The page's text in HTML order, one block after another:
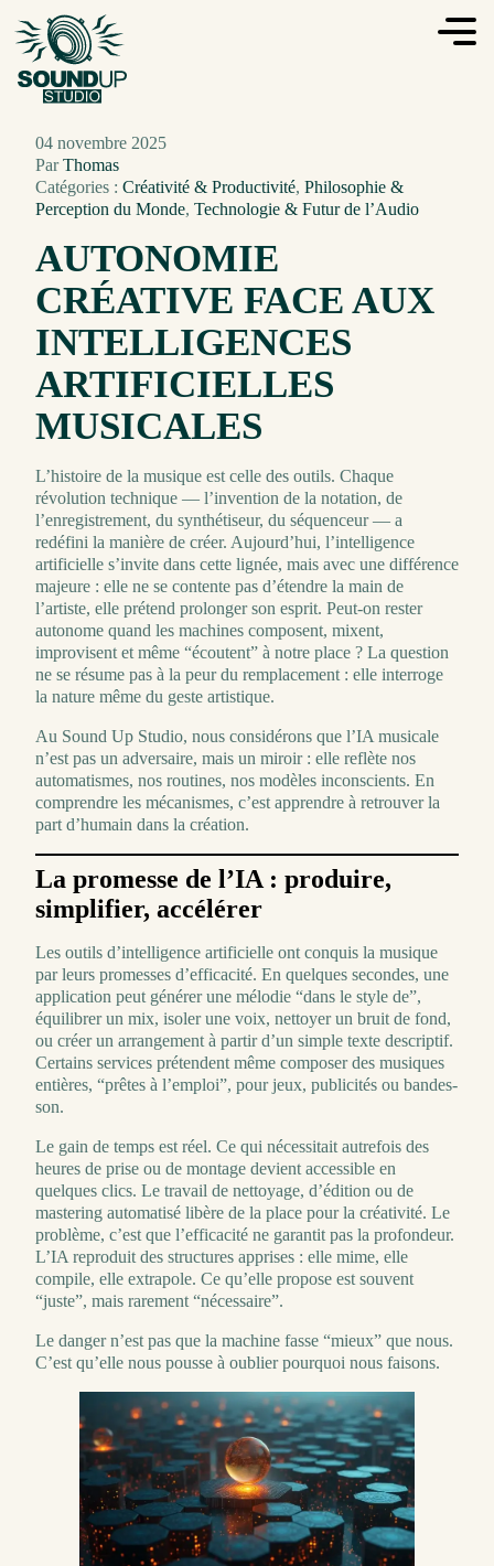
04 novembre 2025
ParThomas
Catégories : Créativité & Productivité, Philosophie &
Perception du Monde, Technologie & Futur de l’Audio
AUTONOMIE
CRÉATIVE FACE AUX
INTELLIGENCES
ARTIFICIELLES
MUSICALES
L’histoire de la musique est celle des outils. Chaque
révolution technique — l’invention de la notation, de
l’enregistrement, du synthétiseur, du séquenceur — a
redéfini la manière de créer. Aujourd’hui, l’intelligence
artificielle s’invite dans cette lignée, mais avec une différence
majeure : elle ne se contente pas d’étendre la main de
l’artiste, elle prétend prolonger son esprit. Peut-on rester
autonome quand les machines composent, mixent,
improvisent et même “écoutent” à notre place ? La question
ne se résume pas à la peur du remplacement : elle interroge
la nature même du geste artistique.
Au Sound Up Studio, nous considérons que l’IA musicale
n’est pas un adversaire, mais un miroir : elle reflète nos
automatismes, nos routines, nos modèles inconscients. En
comprendre les mécanismes, c’est apprendre à retrouver la
part d’humain dans la création.
La promesse de l’IA : produire,
simplifier, accélérer
Les outils d’intelligence artificielle ont conquis la musique
par leurs promesses d’efficacité. En quelques secondes, une
application peut générer une mélodie “dans le style de”,
équilibrer un mix, isoler une voix, nettoyer un bruit de fond,
ou créer un arrangement à partir d’un simple texte descriptif.
Certains services prétendent même composer des musiques
entières, “prêtes à l’emploi”, pour jeux, publicités ou bandes-
son.
Le gain de temps est réel. Ce qui nécessitait autrefois des
heures de prise ou de montage devient accessible en
quelques clics. Le travail de nettoyage, d’édition ou de
mastering automatisé libère de la place pour la créativité. Le
problème, c’est que l’efficacité ne garantit pas la profondeur.
L’IA reproduit des structures apprises : elle mime, elle
compile, elle extrapole. Ce qu’elle propose est souvent
“juste”, mais rarement “nécessaire”.
Le danger n’est pas que la machine fasse “mieux” que nous.
C’est qu’elle nous pousse à oublier pourquoi nous faisons.